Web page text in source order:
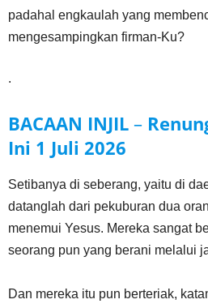
padahal engkaulah yang
mengesampingkan firman-Ku?
.
BACAAN INJIL –
Ini 1 Juli 2026
Setibanya di seberang, yaitu di
datanglah dari pekuburan dua
menemui Yesus. Mereka sangat
seorang pun yang berani melalui
Dan mereka itu pun berteriak,